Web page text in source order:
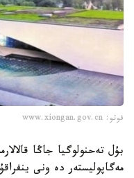
فوتو: www.xiongan.gov.cn
بۇل تەحنولوگيا جاڭا
مەگاپوليستەر دە ونى